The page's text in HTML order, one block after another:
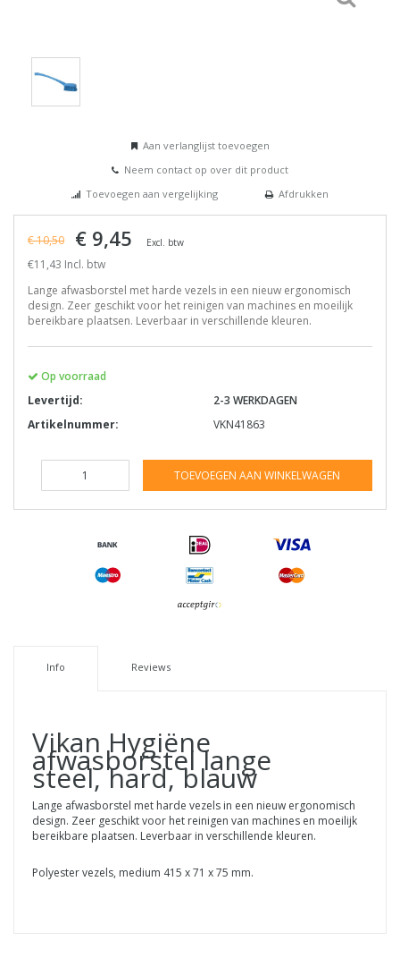
Aan verlanglijst toevoegen
Neem contact op over dit product
Toevoegen aan vergelijking
Afdrukken
€ 10,50 € 9,45 Excl. btw
€11,43 Incl. btw
Lange afwasborstel met harde vezels in een nieuw ergonomisch
design. Zeer geschikt voor het reinigen van machines en moeilijk
bereikbare plaatsen. Leverbaar in verschillende kleuren.
Op voorraad
Levertijd:
2-3 WERKDAGEN
Artikelnummer:
VKN41863
TOEVOEGEN AAN WINKELWAGEN
Info Reviews
Vikan Hygiëne
afwasborstel lange
steel, hard, blauw
Lange afwasborstel met harde vezels in een nieuw ergonomisch
design. Zeer geschikt voor het reinigen van machines en moeilijk
bereikbare plaatsen. Leverbaar in verschillende kleuren.
Polyester vezels, medium 415 x 71 x 75 mm.